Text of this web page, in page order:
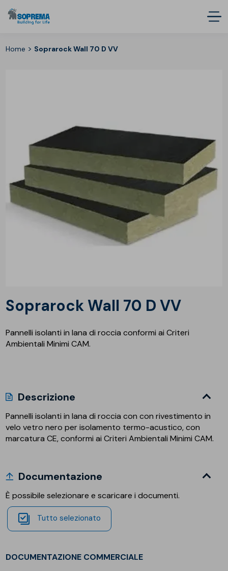
Home > Soprarock Wall 70 D VV
Soprarock Wall 70 D VV
Pannelli isolanti in lana di roccia conformi ai Criteri
Ambientali Minimi CAM.
Descrizione
Pannelli isolanti in lana di roccia con con rivestimento in
velo vetro nero per isolamento termo-acustico, con
marcatura CE, conformi ai Criteri Ambientali Minimi CAM.
Documentazione
È possibile selezionare e scaricare i documenti.
Tutto selezionato
DOCUMENTAZIONE COMMERCIALE